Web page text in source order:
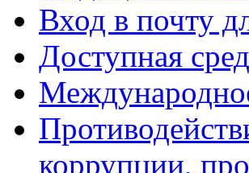
Вход в почту
Доступная
коррупции,